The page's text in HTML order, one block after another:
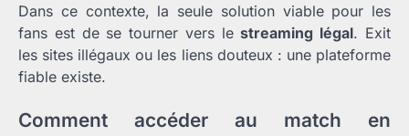
Dans ce contexte, la seule solution viable pour les
fans est de se tourner vers lestreaming légal. Exit
les sites illégaux ou les liens douteux : une plateforme
fiable existe.
Comment accéder au match en